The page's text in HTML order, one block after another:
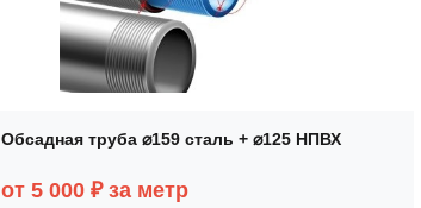
Обсадная труба ⌀159 сталь + ⌀125 НПВХ
от 5 000 ₽ за метр